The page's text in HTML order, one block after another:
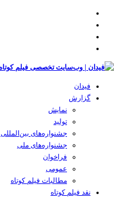
فیدان
گزارش
نمایش
تولید
‌‌جشنواره‌های بین‌المللی
جشنواره‌های ملی
فراخوان
عمومی
مطالبات فیلم کوتاه
نقد فیلم کوتاه